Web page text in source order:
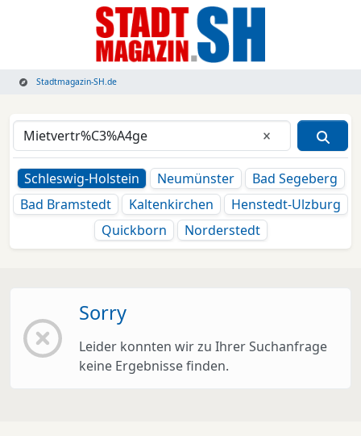
Stadtmagazin-SH.de
Eingabe
Schleswig-Holstein
Neumünster
Bad Segeberg
Bad Bramstedt
Kaltenkirchen
Henstedt-Ulzburg
Quickborn
Norderstedt
Sorry
Leider konnten wir zu Ihrer Suchanfrage
keine Ergebnisse finden.